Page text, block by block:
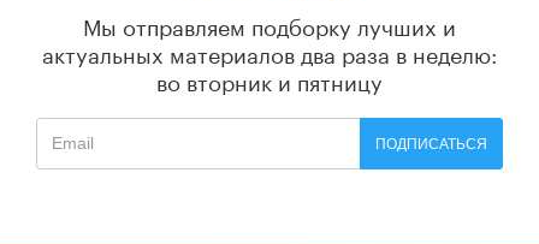
Мы отправляем подборку лучших и
актуальных материалов два раза в неделю:
во вторник и пятницу
ПОДПИСАТЬСЯ